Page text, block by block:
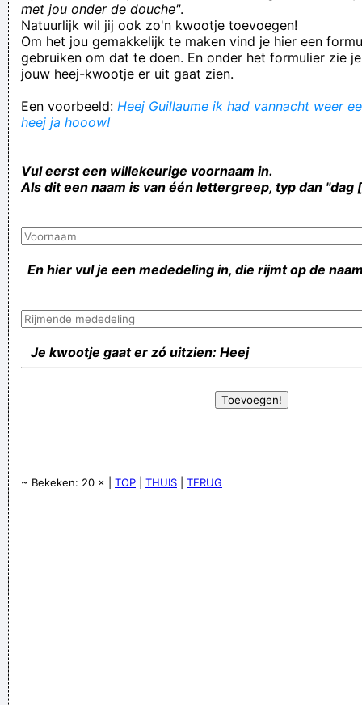
met jou onder de douche".
Natuurlijk wil jij ook zo'n kwootje toevoegen!
Om het jou gemakkelijk te maken vind je hier een
gebruiken om dat te doen. En onder het formulier zie
jouw heej-kwootje er uit gaat zien.
Een voorbeeld: Heej Guillaume ik had vannacht weer
heej ja hooow!
Vul eerst een willekeurige voornaam in.
Als dit een naam is van één lettergreep, typ dan "dag
En hier vul je een mededeling in, die rijmt op de
Je kwootje gaat er zó uitzien: Heej
~ Bekeken: 20 × | TOP THUIS TERUG